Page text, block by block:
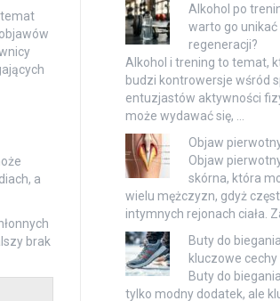
a
brak
Alkohol po
warto go unikać
regeneracji?
Alkohol i trening to temat,
budzi kontrowersje wśród
entuzjastów aktywności
może wydawać się, …
Objaw
Objaw
skórna, która
wielu mężczyzn, gdyż
intymnych rejonach ciała.
Buty do
kluczowe cechy
Buty do
tylko modny dodatek, ale